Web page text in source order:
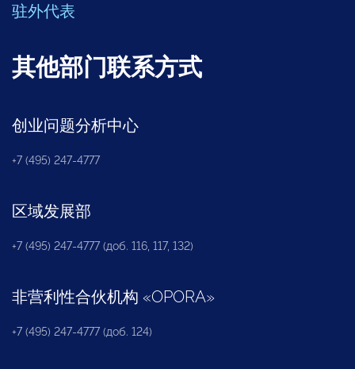
驻外代表
其他部门联系方式
创业问题分析中心
+7 (495) 247-4777
区域发展部
+7 (495) 247-4777 (доб. 116, 117, 132)
非营利性合伙机构 «OPORA»
+7 (495) 247-4777 (доб. 124)